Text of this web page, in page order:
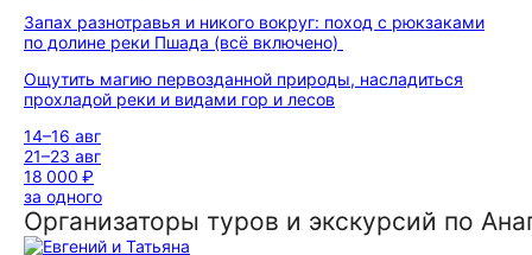
Запах разнотравья и никого вокруг: поход с рюкзаками
по долине реки Пшада (всё включено)
Ощутить магию первозданной природы, насладиться
прохладой реки и видами гор и лесов
14–16 авг
21–23 авг
18 000 ₽
за одного
Организаторы туров и экскурсий по